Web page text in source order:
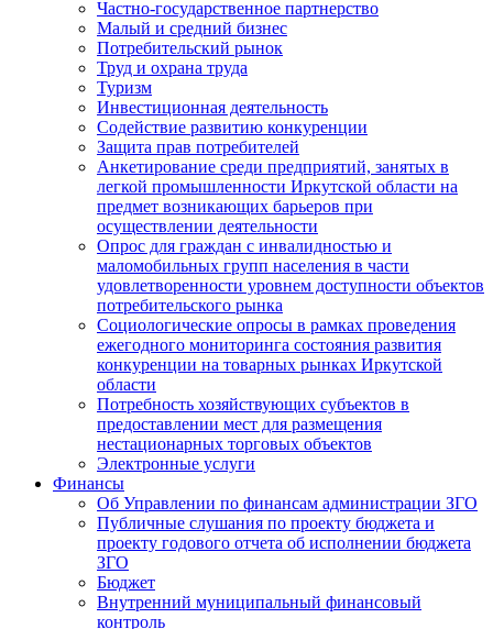
Частно-государственное партнерство
Малый и средний бизнес
Потребительский рынок
Труд и охрана труда
Туризм
Инвестиционная деятельность
Содействие развитию конкуренции
Защита прав потребителей
Анкетирование среди предприятий, занятых в
легкой промышленности Иркутской области на
предмет возникающих барьеров при
осуществлении деятельности
Опрос для граждан с инвалидностью и
маломобильных групп населения в части
удовлетворенности уровнем доступности объектов
потребительского рынка
Социологические опросы в рамках проведения
ежегодного мониторинга состояния развития
конкуренции на товарных рынках Иркутской
области
Потребность хозяйствующих субъектов в
предоставлении мест для размещения
нестационарных торговых объектов
Электронные услуги
Финансы
Об Управлении по финансам администрации ЗГО
Публичные слушания по проекту бюджета и
проекту годового отчета об исполнении бюджета
ЗГО
Бюджет
Внутренний муниципальный финансовый
контроль